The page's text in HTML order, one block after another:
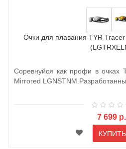
Очки для плавания TYR
Соревнуйся как профи в очках
Mirrored
7 699 р.
КУПИТЬ